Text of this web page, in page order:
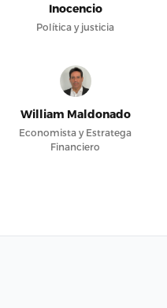
Inocencio
Política y justicia
William Maldonado
Economista y Estratega
Financiero